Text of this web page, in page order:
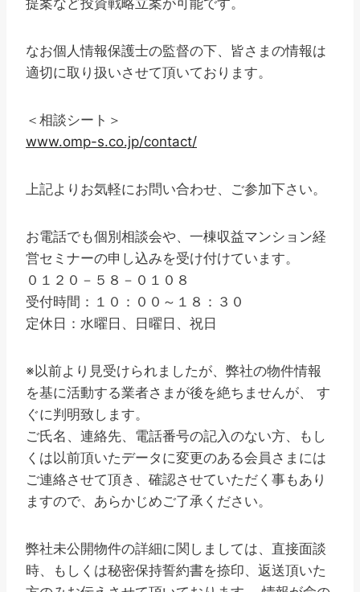
提案など投資戦略立案が可能です。
なお個人情報保護士の監督の下、皆さまの情報は
適切に取り扱いさせて頂いております。
＜相談シート＞
www.omp-s.co.jp/contact/
上記よりお気軽にお問い合わせ、ご参加下さい。
お電話でも個別相談会や、一棟収益マンション経
営セミナーの申し込みを受け付けています。
０１２０－５８－０１０８
受付時間：１０：００～１８：３０
定休日：水曜日、日曜日、祝日
※以前より見受けられましたが、弊社の物件情報
を基に活動する業者さまが後を絶ちませんが、 す
ぐに判明致します。
ご氏名、連絡先、電話番号の記入のない方、もし
くは以前頂いたデータに変更のある会員さまには
ご連絡させて頂き、確認させていただく事もあり
ますので、あらかじめご了承ください。
弊社未公開物件の詳細に関しましては、直接面談
時、もしくは秘密保持誓約書を捺印、返送頂いた